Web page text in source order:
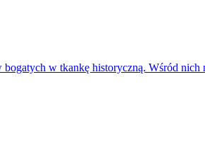
w tkankę historyczną. Wśród nich